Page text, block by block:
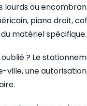
lourds ou
piano droit,
matériel spécifique.
? Le
ville, une